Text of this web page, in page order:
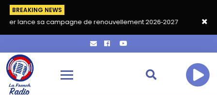
BREAKING NEWS
campagne de renouvellement 2026‑2027 Grand café de